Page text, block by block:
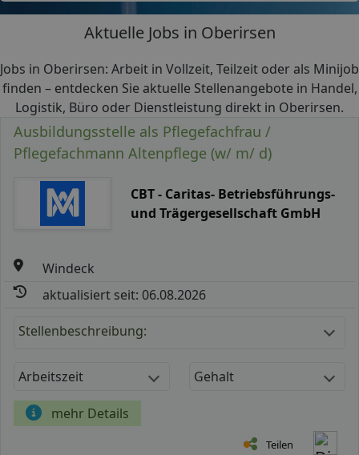
Aktuelle Jobs in Oberirsen
Jobs in Oberirsen: Arbeit in Vollzeit, Teilzeit oder als Minijob
finden – entdecken Sie aktuelle Stellenangebote in Handel,
Logistik, Büro oder Dienstleistung direkt in Oberirsen.
Ausbildungsstelle als Pflegefachfrau /
Pflegefachmann Altenpflege (w/ m/ d)
CBT - Caritas- Betriebsführungs-
und Trägergesellschaft GmbH
Windeck
aktualisiert seit: 06.08.2026
Stellenbeschreibung:
Arbeitszeit Gehalt
mehr Details
Teilen